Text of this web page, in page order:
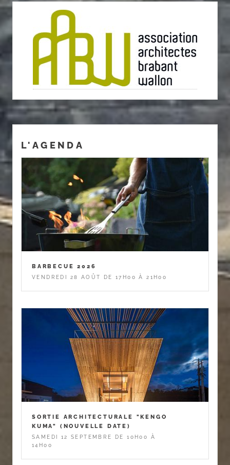
L'AGENDA
BARBECUE 2026
VENDREDI 28 AOÛT DE 17H00 À 21H00
SORTIE ARCHITECTURALE "KENGO
KUMA" (NOUVELLE DATE)
SAMEDI 12 SEPTEMBRE DE 10H00 À
14H00